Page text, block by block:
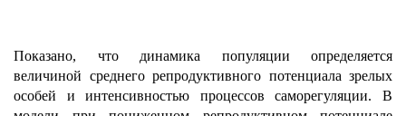
Показано, что динамика популяции определяется
величиной среднего репродуктивного потенциала зрелых
особей и интенсивностью процессов саморегуляции. В